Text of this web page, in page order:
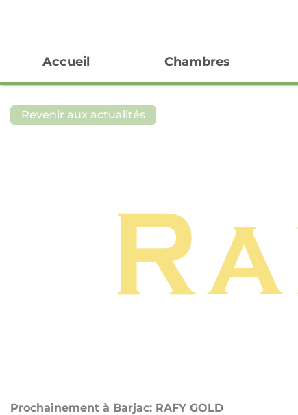
Accueil Chambres
Revenir aux actualités
Prochainement à Barjac: RAFY GOLD